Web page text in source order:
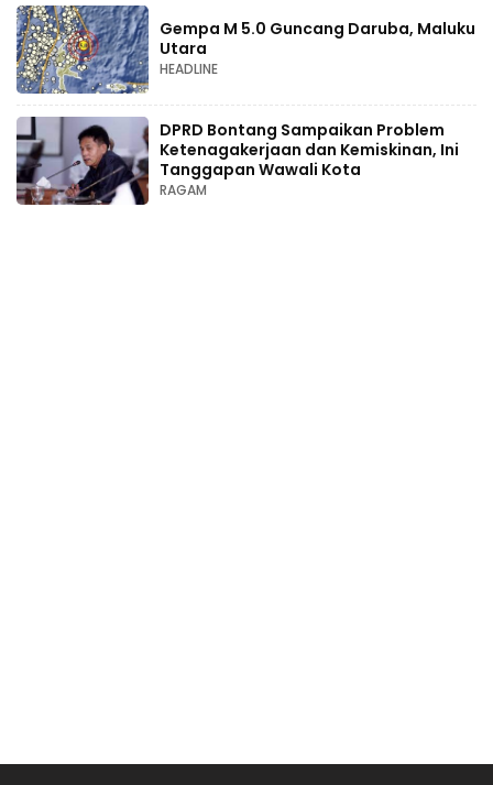
Gempa M 5.0 Guncang Daruba, Maluku
Utara
HEADLINE
DPRD Bontang Sampaikan Problem
Ketenagakerjaan dan Kemiskinan, Ini
Tanggapan Wawali Kota
RAGAM